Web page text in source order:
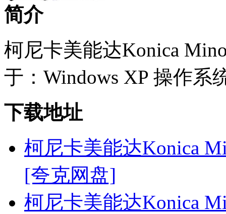
简介
柯尼卡美能达Konica
于：Windows XP 操作系
下载地址
柯尼卡美能达Konica
[夸克网盘]
柯尼卡美能达Konica